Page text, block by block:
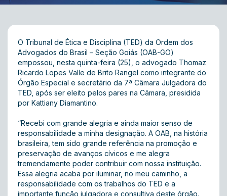
O Tribunal de Ética e Disciplina (TED) da Ordem dos
Advogados do Brasil – Seção Goiás (OAB-GO)
empossou, nesta quinta-feira (25), o advogado Thomaz
Ricardo Lopes Valle de Brito Rangel como integrante do
Órgão Especial e secretário da 7ª Câmara Julgadora do
TED, após ser eleito pelos pares na Câmara, presidida
por Kattiany Diamantino.
“Recebi com grande alegria e ainda maior senso de
responsabilidade a minha designação. A OAB, na história
brasileira, tem sido grande referência na promoção e
preservação de avanços cívicos e me alegra
tremendamente poder contribuir com nossa instituição.
Essa alegria acaba por iluminar, no meu caminho, a
responsabilidade com os trabalhos do TED e a
importante função julgadora e consultiva deste órgão.